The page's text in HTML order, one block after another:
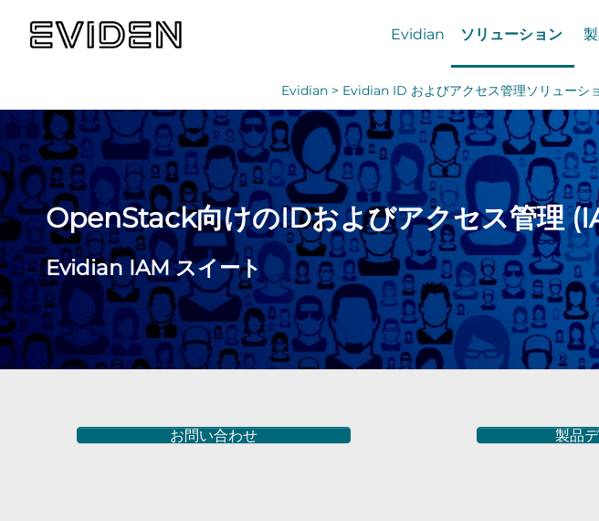
Evidian ソリューション
Evidian > Evidian ID およびアクセス管理ソリューシ
OpenStack向けのIDおよびアクセス管理
Evidian IAM スイート
お問い合わせ 製品